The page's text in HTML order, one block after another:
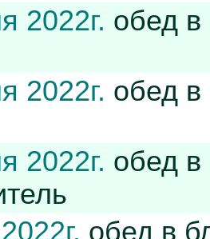
2022г. обед в
2022г. обед в
2022г. обед в
обед в